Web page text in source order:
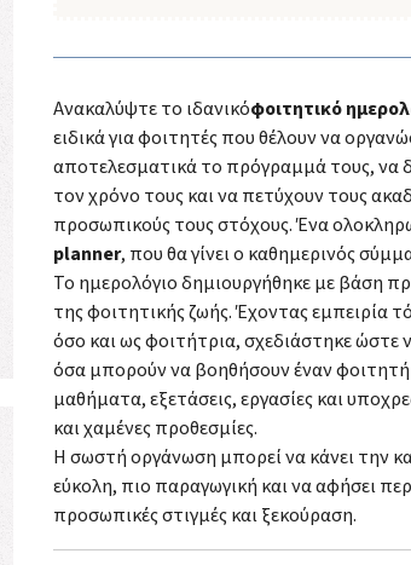
Ανακαλύψτε το ιδανικόφοιτητικό
ειδικά για φοιτητές που θέλουν να
αποτελεσματικά το πρόγραμμά τους, να
τον χρόνο τους και να πετύχουν τους
προσωπικούς τους στόχους. Ένα
planner, που θα γίνει ο καθημερινός
Το ημερολόγιο δημιουργήθηκε με βάση
της φοιτητικής ζωής. Έχοντας εμπειρία
όσο και ως φοιτήτρια, σχεδιάστηκε ώστε
όσα μπορούν να βοηθήσουν έναν
μαθήματα, εξετάσεις, εργασίες και
και χαμένες προθεσμίες.
Η σωστή οργάνωση μπορεί να κάνει την
εύκολη, πιο παραγωγική και να αφήσει
προσωπικές στιγμές και ξεκούραση.